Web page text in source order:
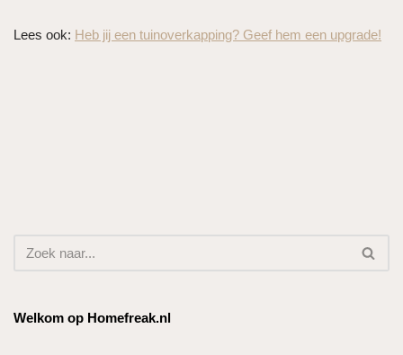
Lees ook: Heb jij een tuinoverkapping? Geef hem een upgrade!
Welkom op Homefreak.nl